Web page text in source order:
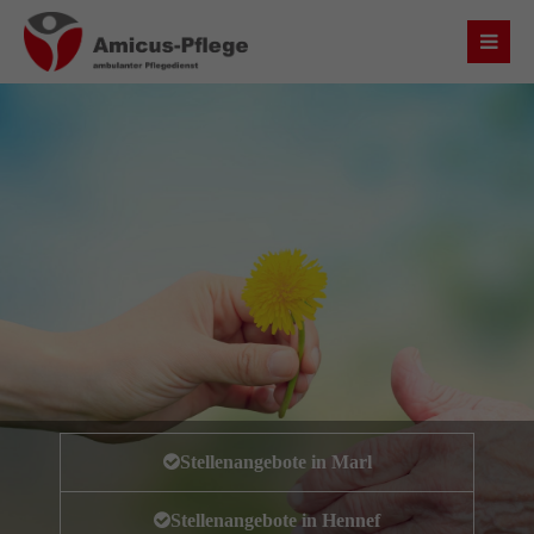
Login
Register|Lost your password?
Über uns
Stellenangebote in Marl
Stellenangebote in Hennef